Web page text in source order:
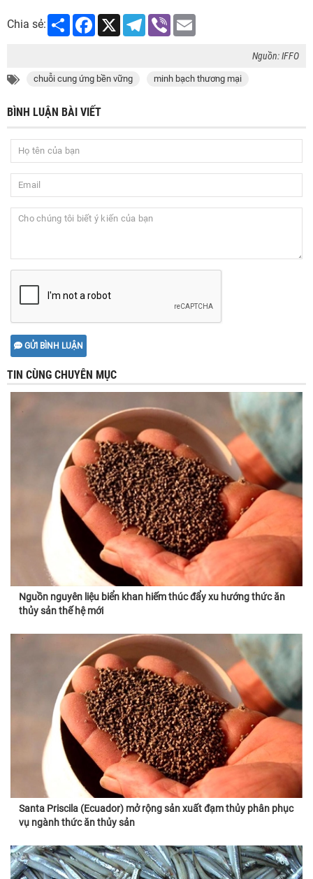
Chia sẻ: Share Facebook
X Telegram
Viber
Nguồn: IFFO
chuỗi cung ứng bền vững minh bạch thương mại
BÌNH LUẬN BÀI VIẾT
GỬI BÌNH LUẬN
TIN CÙNG CHUYÊN MỤC
Nguồn nguyên liệu biển khan hiếm thúc đẩy xu hướng thức ăn
thủy sản thế hệ mới
Santa Priscila (Ecuador) mở rộng sản xuất đạm thủy phân phục
vụ ngành thức ăn thủy sản